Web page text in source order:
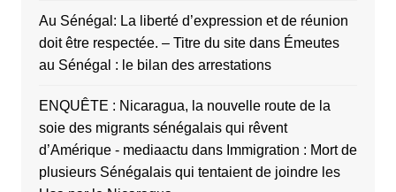
Au Sénégal: La liberté d’expression et de réunion
doit être respectée. – Titre du sitedans Émeutes
au Sénégal : le bilan des arrestations
ENQUÊTE : Nicaragua, la nouvelle route de la
soie des migrants sénégalais qui rêvent
d’Amérique - mediaactu dans Immigration : Mort de
plusieurs Sénégalais qui tentaient de joindre les